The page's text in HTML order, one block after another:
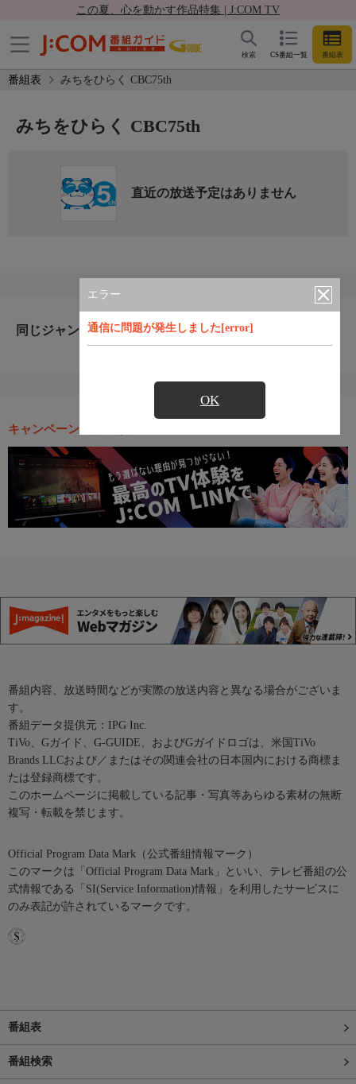
この夏、心を動かす作品特集 | J:COM TV
CS番組一覧 番組表
検索
番組表 みちをひらく CBC75th
エラー
通信に問題が発生しました[error]
OK
みちをひらく CBC75th
直近の放送予定はありません
同じジャンルのおすすめ番組
キャンペーン・お得な情報
番組内容、放送時間などが実際の放送内容と異なる場合がございま
す。
番組データ提供元：IPG Inc.
TiVo、Gガイド、G-GUIDE、およびGガイドロゴは、米国TiVo
Brands LLCおよび／またはその関連会社の日本国内における商標ま
たは登録商標です。
このホームページに掲載している記事・写真等あらゆる素材の無断
複写・転載を禁じます。
Official Program Data Mark（公式番組情報マーク）
このマークは「Official Program Data Mark」といい、テレビ番組の公
式情報である「SI(Service Information)情報」を利用したサービスに
のみ表記が許されているマークです。
番組表
番組検索